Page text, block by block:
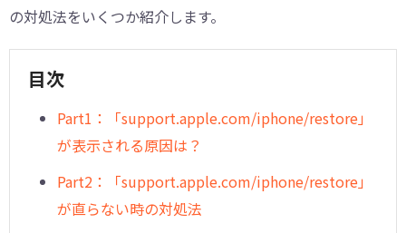
の対処法をいくつか紹介します。
目次
Part1：「support.apple.com/iphone/restore」
が表示される原因は？
Part2：「support.apple.com/iphone/restore」
が直らない時の対処法